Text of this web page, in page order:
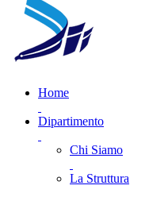
Home
Dipartimento
Chi Siamo
La Struttura